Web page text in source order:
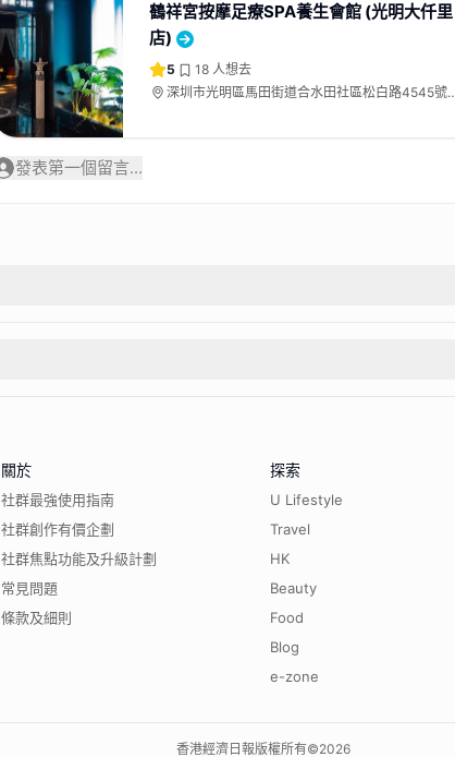
鶴祥宮按摩足療SPA養生會館 (光明大仟里
店)
5 18 人想去
深圳市光明區馬田街道合水田社區松白路4545號A
發表第一個留言...
關於
社群最強使用指南
社群創作有價企劃
社群焦點功能及升級計劃
常見問題
條款及細則
探索
U Lifestyle
Travel
HK
Beauty
Food
Blog
e-zone
香港經濟日報版權所有©2026